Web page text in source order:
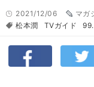
2021/12/06
マガ
松本潤
TVガイド